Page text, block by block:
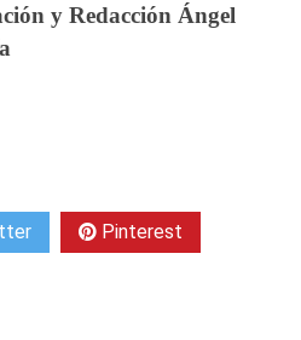
y Redacción Ángel
Pinterest